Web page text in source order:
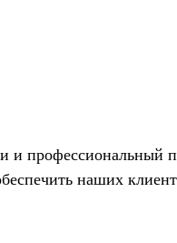
и профессиональный
наших